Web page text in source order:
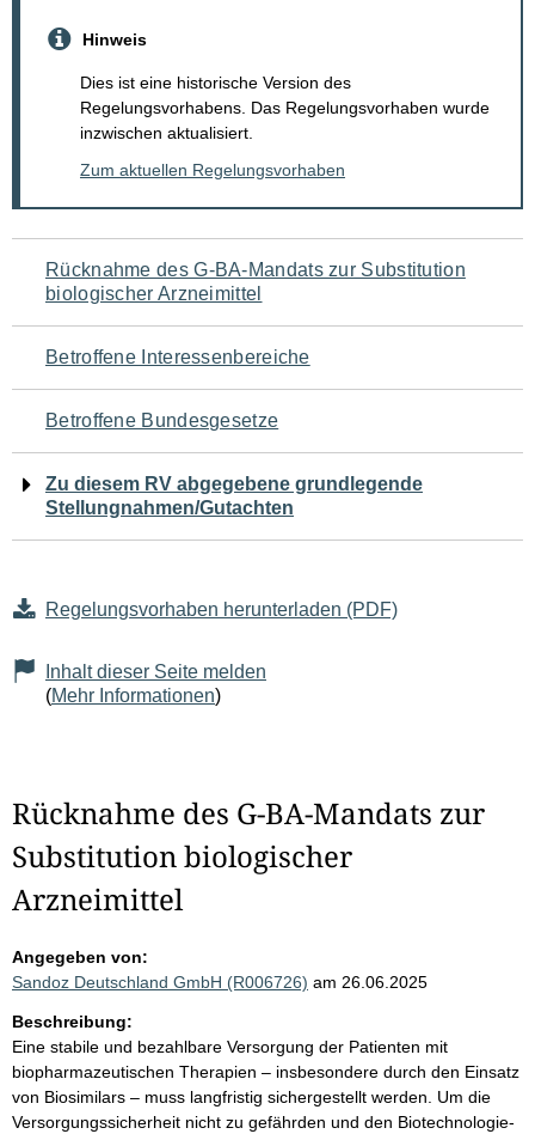
Hinweis
Dies ist eine historische Version des
Regelungsvorhabens. Das Regelungsvorhaben wurde
inzwischen aktualisiert.
Zum aktuellen Regelungsvorhaben
Navigation
für
den
Seiteninhalt
Rücknahme des G-BA-Mandats zur Substitution
biologischer Arzneimittel
Betroffene Interessenbereiche
Betroffene Bundesgesetze
Zu diesem RV abgegebene grundlegende
Stellungnahmen/Gutachten
Regelungsvorhaben herunterladen (PDF)
Inhalt dieser Seite melden
(Mehr Informationen)
Rücknahme des G-BA-Mandats zur
Substitution biologischer
Arzneimittel
Angegeben von:
Sandoz Deutschland GmbH (R006726) am 26.06.2025
Beschreibung:
Eine stabile und bezahlbare Versorgung der Patienten mit
biopharmazeutischen Therapien – insbesondere durch den Einsatz
von Biosimilars – muss langfristig sichergestellt werden. Um die
Versorgungssicherheit nicht zu gefährden und den Biotechnologie-